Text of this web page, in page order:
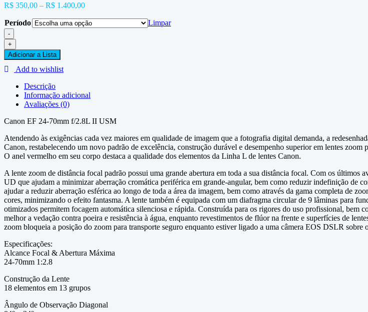
R$ 350,00 – R$ 1.400,00
Período Limpar
-
+
Adicionar a Lista
Add to wishlist
Descrição
Informação adicional
Avaliações (0)
Canon EF 24-70mm f/2.8L II USM
Atendendo às exigências cada vez maiores em qualidade de imagem que a fotografia digital demanda, a
Canon, restabelecendo um novo padrão de excelência, construção durável e desempenho superior em lentes zoom
O anel vermelho em seu corpo destaca a qualidade dos elementos da Linha L de lentes Canon.
A lente zoom de distância focal padrão possui uma grande abertura em toda a sua distância focal. Com os
UD que ajudam a minimizar aberração cromática periférica em grande-angular, bem como reduzir indefinição de
ajudar a reduzir aberração esférica ao longo de toda a área da imagem, bem como através da gama completa de
cores, minimizando o efeito fantasma. A lente também é equipada com um diafragma circular de 9 lâminas para
otimizados permitem focagem automática silenciosa e rápida. Construída para os rigores do uso profissional,
melhor a vedação contra poeira e resistência à água, enquanto revestimentos de flúor na frente e superfícies de
zoom bloqueia a posição do zoom para transporte seguro enquanto estiver ligado a uma câmera EOS DSLR sobre
Especificações:
Alcance Focal & Abertura Máxima
24-70mm 1:2.8
Construção da Lente
18 elementos em 13 grupos
Ângulo de Observação Diagonal